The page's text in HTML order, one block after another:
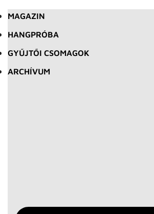
MAGAZIN
HANGPRÓBA
GYŰJTŐI CSOMAGOK
ARCHÍVUM